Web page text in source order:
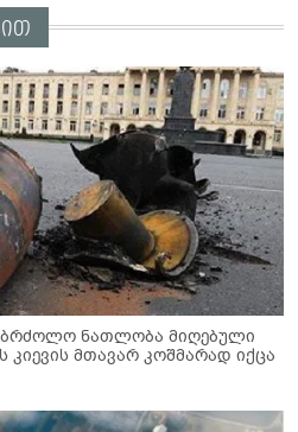
ნათლობა მიღებული
კიევის მთავარ კოშმარად იქცა